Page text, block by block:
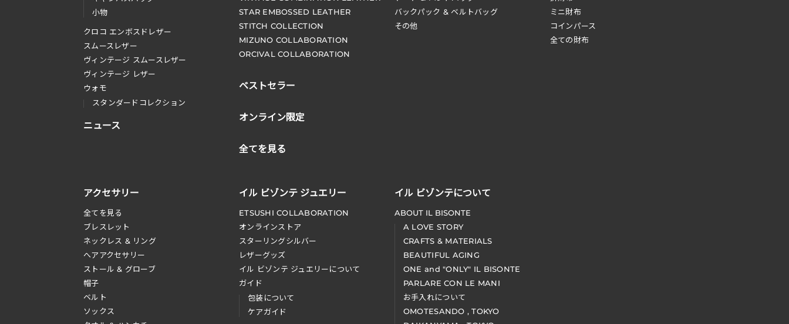
小物
クロコ エンボスドレザー
スムースレザー
ヴィンテージ スムースレザー
ヴィンテージ レザー
ウォモ
スタンダードコレクション
ニュース
STAR EMBOSSED LEATHER
STITCH COLLECTION
MIZUNO COLLABORATION
ORCIVAL COLLABORATION
ベストセラー
オンライン限定
全てを見る
ミニ財布
コインパース
全ての財布
バックパック & ベルトバッグ
その他
アクセサリー
全てを見る
ブレスレット
ネックレス & リング
へアアクセサリー
ストール & グローブ
帽子
ベルト
ソックス
イル ビゾンテ ジュエリー
ETSUSHI COLLABORATION
オンラインストア
スターリングシルバー
レザーグッズ
イル ビゾンテ ジュエリーについて
ガイド
包装について
ケアガイド
イル ビゾンテについて
ABOUT IL BISONTE
A LOVE STORY
CRAFTS & MATERIALS
BEAUTIFUL AGING
ONE and "ONLY" IL BISONTE
PARLARE CON LE MANI
お手入れについて
OMOTESANDO , TOKYO